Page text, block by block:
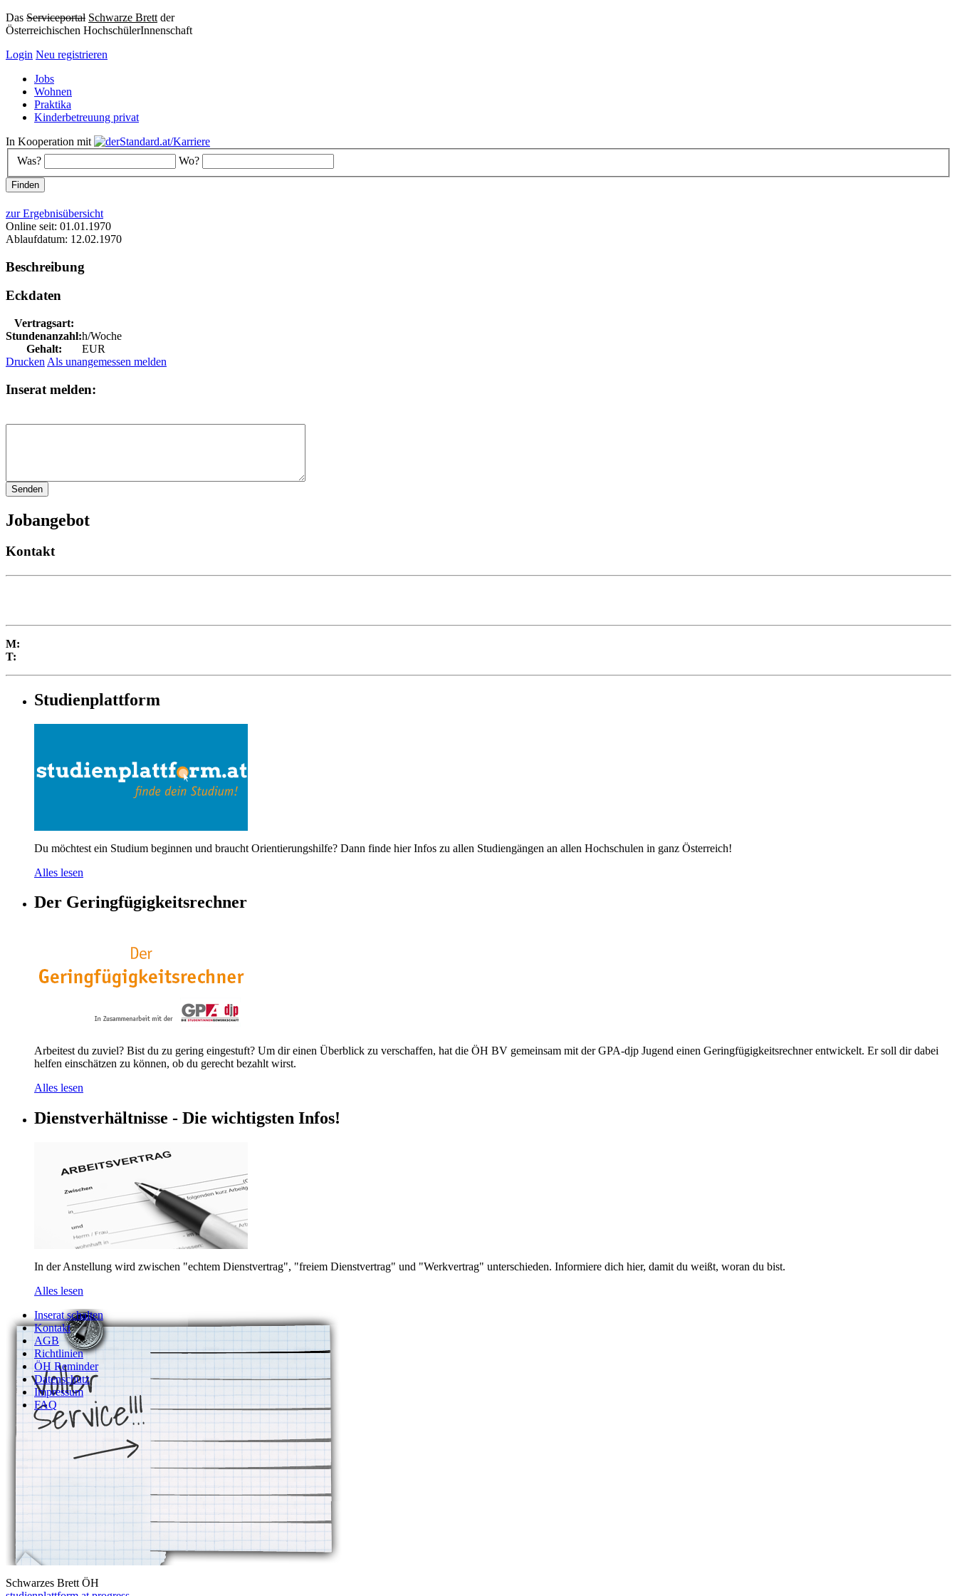
Das Serviceportal Schwarze Brett der
Österreichischen HochschülerInnenschaft
Login Neu registrieren
Jobs
Wohnen
Praktika
Kinderbetreuung privat
In Kooperation mit
Was?
Wo?
zur Ergebnisübersicht
Online seit: 01.01.1970
Ablaufdatum: 12.02.1970
Beschreibung
Eckdaten
Vertragsart:
Stundenanzahl:h/Woche
Gehalt:
EUR
Drucken Als unangemessen melden
Inserat melden:
Jobangebot
Kontakt
M:
T:
Studienplattform
Du möchtest ein Studium beginnen und braucht Orientierungshilfe? Dann finde hier Infos zu allen Studiengängen an allen Hochschulen in ganz Österreich!
Alles lesen
Der Geringfügigkeitsrechner
Arbeitest du zuviel? Bist du zu gering eingestuft? Um dir einen Überblick zu verschaffen, hat die ÖH BV gemeinsam mit der GPA-djp Jugend einen Geringfügigkeitsrechner entwickelt. Er soll dir dabei
helfen einschätzen zu können, ob du gerecht bezahlt wirst.
Alles lesen
Dienstverhältnisse - Die wichtigsten Infos!
In der Anstellung wird zwischen "echtem Dienstvertrag", "freiem Dienstvertrag" und "Werkvertrag" unterschieden. Informiere dich hier, damit du weißt, woran du bist.
Alles lesen
Inserat schalten
Kontakt
AGB
Richtlinien
ÖH Reminder
Datenschutz
Impressum
FAQ
Schwarzes Brett ÖH